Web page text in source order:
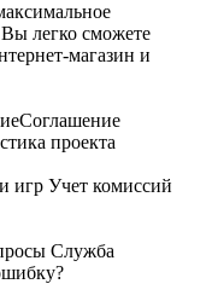
легко сможете
магазин и
Соглашение
проекта
игр Учет комиссий
Служба